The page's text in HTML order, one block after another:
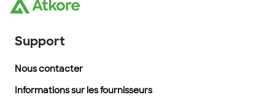
Support
Nous contacter
Informations sur les fournisseurs